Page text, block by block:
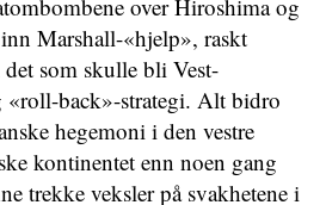
over Hiroshima og
Marshall-«hjelp», raskt
som skulle bli Vest-
back»-strategi. Alt bidro
hegemoni i den vestre
kontinentet enn noen gang
trekke veksler på svakhetene i